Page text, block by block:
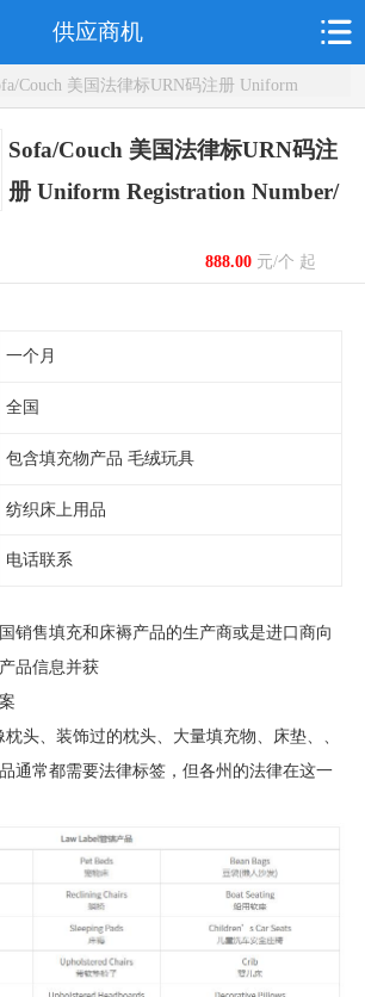
供应商机
Couch 美国法律标URN码注册 Uniform
Sofa/Couch 美国法律标URN码注
册 Uniform Registration Number/
888.00元/个 起
一个月
全国
包含填充物产品 毛绒玩具
纺织床上用品
电话联系
销售填充和床褥产品的生产商或是进口商向
品信息并获
头、装饰过的枕头、大量填充物、床垫、、
通常都需要法律标签，但各州的法律在这一